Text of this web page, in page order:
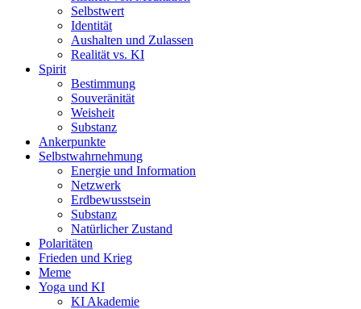
Selbstwert
Identität
Aushalten und Zulassen
Realität vs. KI
Spirit
Bestimmung
Souveränität
Weisheit
Substanz
Ankerpunkte
Selbstwahrnehmung
Energie und Information
Netzwerk
Erdbewusstsein
Substanz
Natürlicher Zustand
Polaritäten
Frieden und Krieg
Meme
Yoga und KI
KI Akademie